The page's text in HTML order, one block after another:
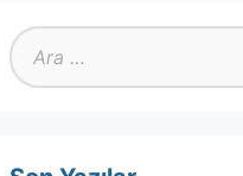
için
ara